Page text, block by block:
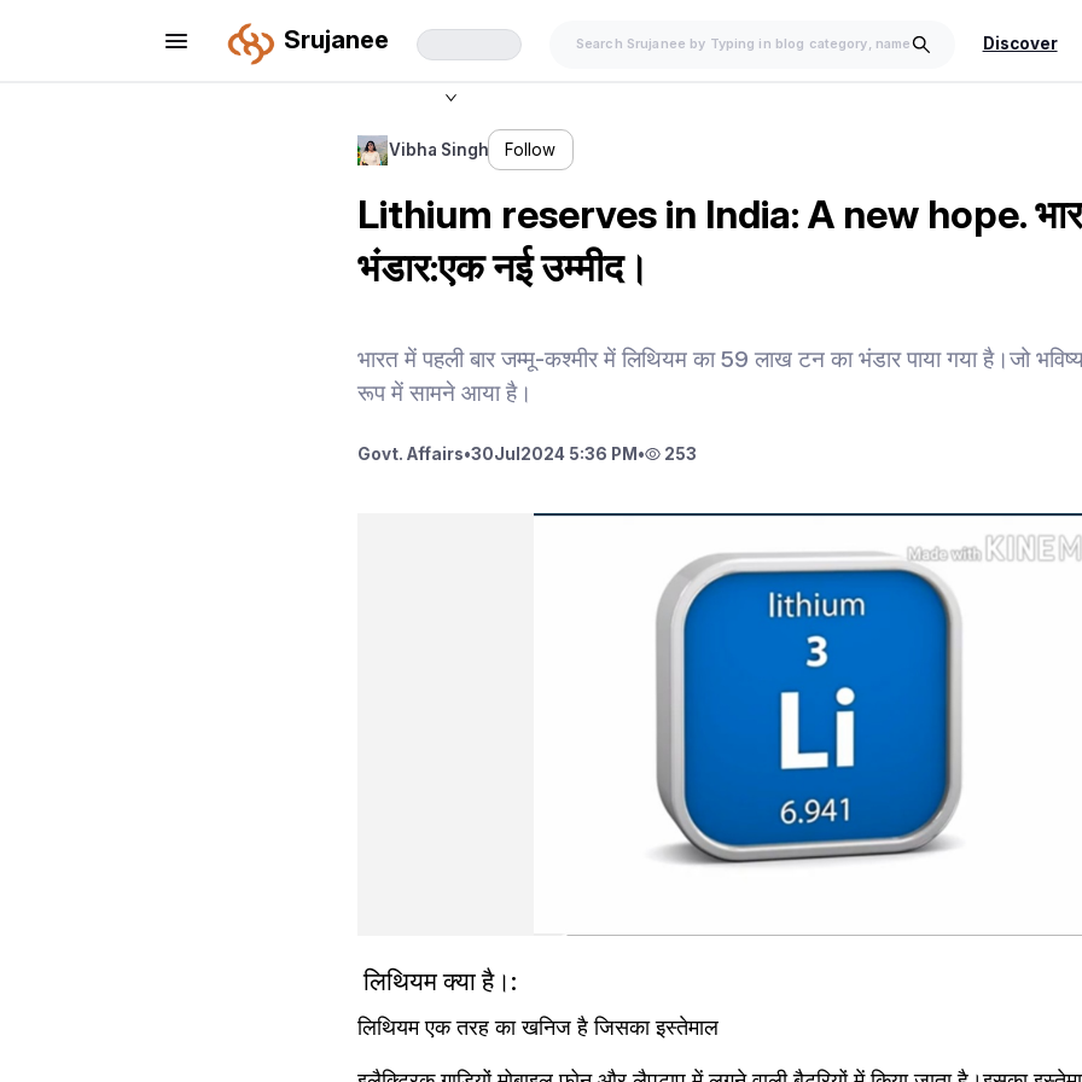
Srujanee Discover
Vibha Singh Follow
Lithium reserves in India: A new hope.
भंडार:एक नई उम्मीद।
भारत में पहली बार जम्मू-कश्मीर में लिथियम का 59 लाख टन का भंडार पाया गया है।जो
रूप में सामने आया है।
Govt. Affairs•30Jul 2024 5:36 PM • 253
लिथियम क्या है।:
लिथियम एक तरह का खनिज है जिसका इस्तेमाल